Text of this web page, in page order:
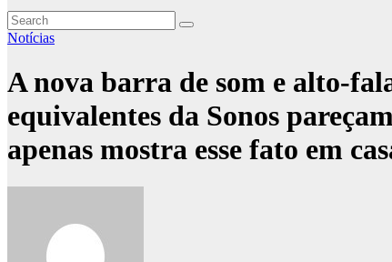
Notícias
A nova barra de som e alto-
equivalentes da Sonos
apenas mostra esse fato em